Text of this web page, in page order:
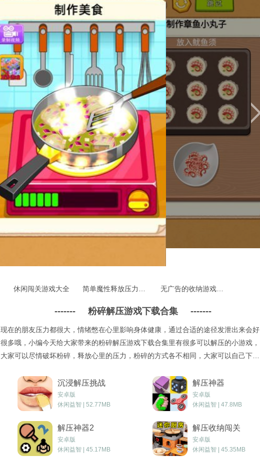
休闲闯关游戏大全
------- 粉碎解压游戏下载合集 -------
现在的朋友压力都很大，情绪憋在心里影响身体健康，通过合适的途径发泄出来会好
很多哦，小编今天给大家带来的粉碎解压游戏下载合集里有很多可以解压的小游戏，
大家可以尽情破坏粉碎，释放心里的压力，粉碎的方式各不相同，大家可以自己下载
沉浸解压挑战
安卓版
休闲益智 | 52.77MB
解压神器
安卓版
休闲益智 | 47.8MB
解压神器2
安卓版
休闲益智 | 45.17MB
解压收纳闯关
安卓版
休闲益智 | 45.35MB